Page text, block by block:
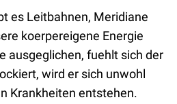
es Leitbahnen, Meridiane
koerpereigene Energie
ausgeglichen, fuehlt sich der
wird er sich unwohl
Krankheiten entstehen.